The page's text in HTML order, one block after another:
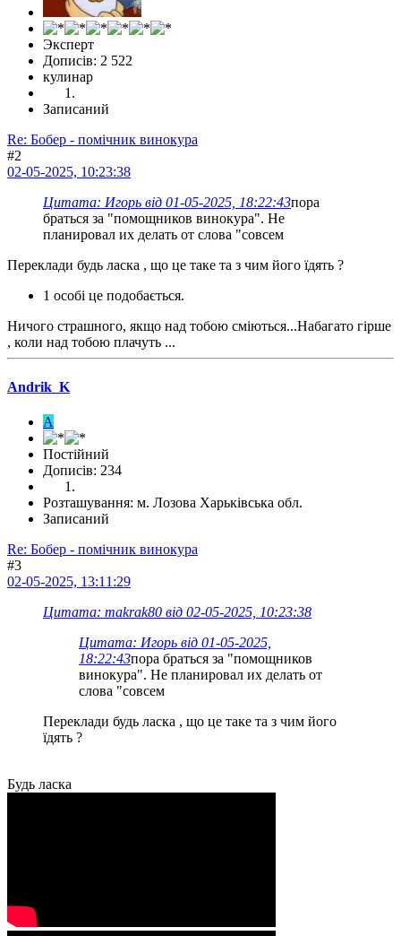
Эксперт
Дописів: 2 522
кулинар
Записаний
Re: Бобер - помічник винокура
#2
02-05-2025, 10:23:38
Цитата: Игорь від 01-05-2025, 18:22:43пора
браться за "помощников винокура". Не
планировал их делать от слова "совсем
Переклади будь ласка , що це таке та з чим його їдять ?
1 особі це подобається.
Ничого страшного, якщо над тобою сміються...Набагато гірше
, коли над тобою плачуть ...
Andrik_K
A
Постійний
Дописів: 234
Розташування: м. Лозова Харьківська обл.
Записаний
Re: Бобер - помічник винокура
#3
02-05-2025, 13:11:29
Цитата: makrak80 від 02-05-2025, 10:23:38
Цитата: Игорь від 01-05-2025,
18:22:43пора браться за "помощников
винокура". Не планировал их делать от
слова "совсем
Переклади будь ласка , що це таке та з чим його
їдять ?
Будь ласка